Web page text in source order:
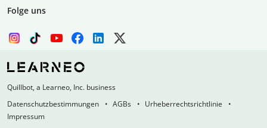
Folge uns
Quillbot, a Learneo, Inc. business
Datenschutzbestimmungen
AGBs
Urheberrechtsrichtlinie
Impressum